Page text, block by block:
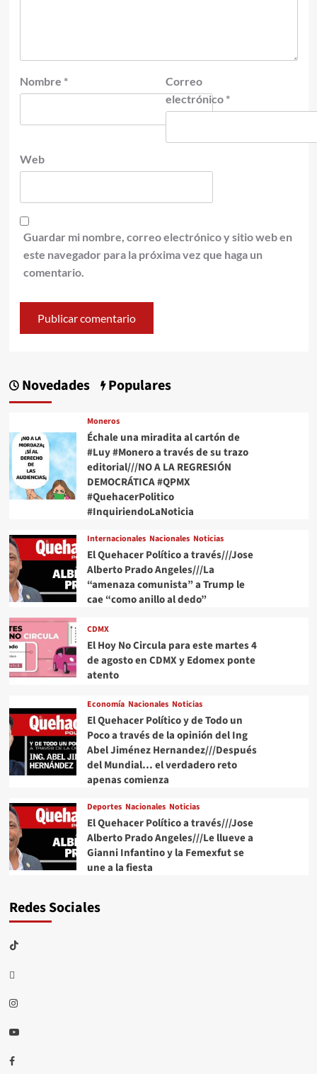
Nombre *
Correo
electrónico *
Web
Guardar mi nombre, correo electrónico y sitio web en
este navegador para la próxima vez que haga un
comentario.
Novedades Populares
Moneros
Échale una miradita al cartón de
#Luy #Monero a través de su trazo
editorial///NO A LA REGRESIÓN
DEMOCRÁTICA #QPMX
#QuehacerPolitico
#InquiriendoLaNoticia
Internacionales Nacionales Noticias
El Quehacer Político a través///Jose
Alberto Prado Angeles///La
“amenaza comunista” a Trump le
cae “como anillo al dedo”
CDMX
El Hoy No Circula para este martes 4
de agosto en CDMX y Edomex ponte
atento
Economía Nacionales Noticias
El Quehacer Político y de Todo un
Poco a través de la opinión del Ing
Abel Jiménez Hernandez///Después
del Mundial… el verdadero reto
apenas comienza
Deportes Nacionales Noticias
El Quehacer Político a través///Jose
Alberto Prado Angeles///Le llueve a
Gianni Infantino y la Femexfut se
une a la fiesta
Redes Sociales
TikTok
threads
Instagram
Youtube
Facebook